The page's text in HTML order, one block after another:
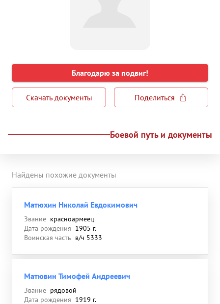
Благодарю за подвиг!
Скачать документы Поделиться
Боевой путь и документы
Найдены похожие документы
Матюхин Николай Евдокимович
Звание красноармеец
Дата рождения 1905 г.
Воинская часть в/ч 5333
Матювин Тимофей Андреевич
Звание рядовой
Дата рождения 1919 г.